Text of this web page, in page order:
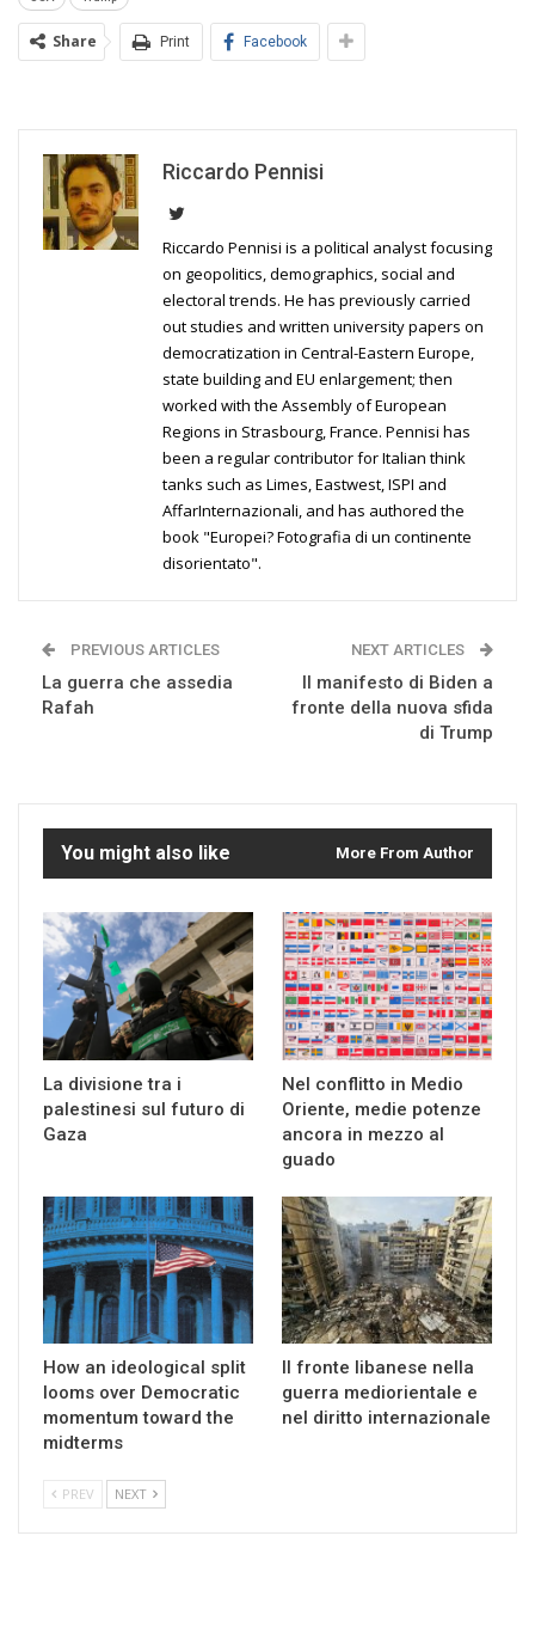
Share Print Facebook
Riccardo Pennisi
Riccardo Pennisi is a political analyst focusing
on geopolitics, demographics, social and
electoral trends. He has previously carried
out studies and written university papers on
democratization in Central-Eastern Europe,
state building and EU enlargement; then
worked with the Assembly of European
Regions in Strasbourg, France. Pennisi has
been a regular contributor for Italian think
tanks such as Limes, Eastwest, ISPI and
AffarInternazionali, and has authored the
book "Europei? Fotografia di un continente
disorientato".
PREVIOUS ARTICLES
La guerra che assedia
Rafah
NEXT ARTICLES
Il manifesto di Biden a
fronte della nuova sfida
di Trump
You might also like More From Author
La divisione tra i
palestinesi sul futuro di
Gaza
Nel conflitto in Medio
Oriente, medie potenze
ancora in mezzo al
guado
How an ideological split
looms over Democratic
momentum toward the
midterms
Il fronte libanese nella
guerra mediorientale e
nel diritto internazionale
PREV NEXT